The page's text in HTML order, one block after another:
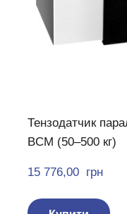
Тензодатчик
BCM (50–500 кг)
15 776,00  грн